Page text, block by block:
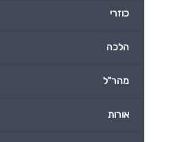
כוזרי
הלכה
מהר"ל
אורות